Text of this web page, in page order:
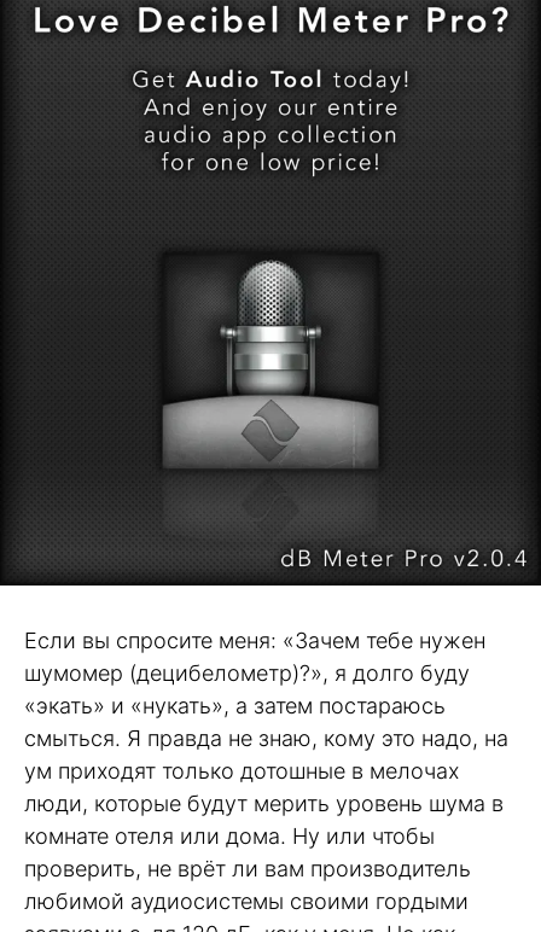
Если вы спросите меня: «Зачем тебе нужен
шумомер (децибелометр)?», я долго буду
«экать» и «нукать», а затем постараюсь
смыться. Я правда не знаю, кому это надо, на
ум приходят только дотошные в мелочах
люди, которые будут мерить уровень шума в
комнате отеля или дома. Ну или чтобы
проверить, не врёт ли вам производитель
любимой аудиосистемы своими гордыми